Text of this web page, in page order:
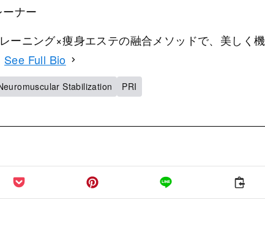
ナー
ーニング×痩身エステの融合メソッドで、美しく機
See Full Bio
Stabilization PRI